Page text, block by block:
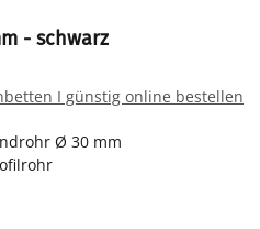
- schwarz
I günstig online bestellen
Ø 30 mm